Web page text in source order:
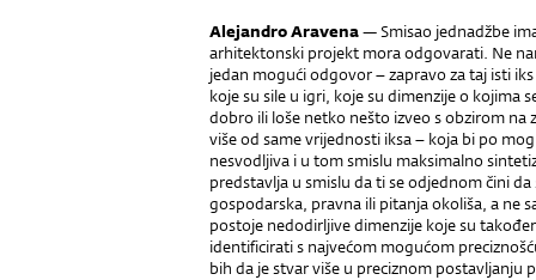
Alejandro Aravena— Smisao jednadžbe
arhitektonski projekt mora odgovarati. Ne
jedan mogući odgovor – zapravo za taj isti
koje su sile u igri, koje su dimenzije o kojima
dobro ili loše netko nešto izveo s obzirom
više od same vrijednosti iksa – koja bi po
nesvodljiva i u tom smislu maksimalno
predstavlja u smislu da ti se odjednom čini
gospodarska, pravna ili pitanja okoliša, a ne
postoje nedodirljive dimenzije koje su
identificirati s najvećom mogućom
bih da je stvar više u preciznom